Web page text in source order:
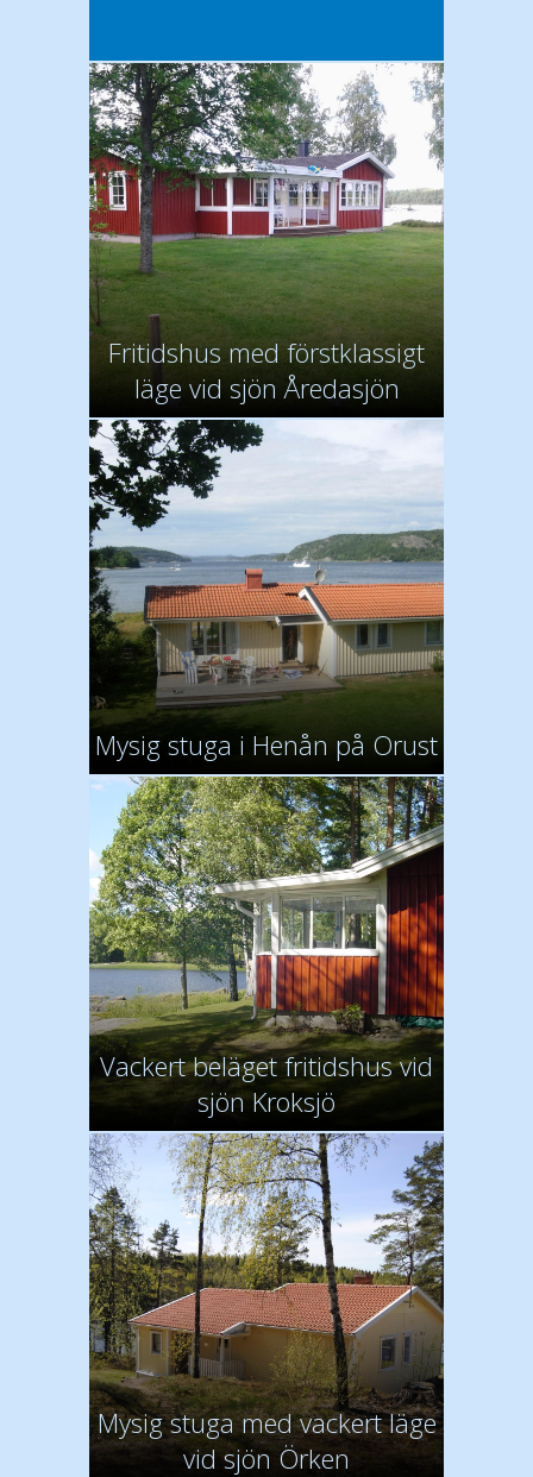
Fritidshus med förstklassigt
läge vid sjön Åredasjön
Mysig stuga i Henån på Orust
Vackert beläget fritidshus vid
sjön Kroksjö
Mysig stuga med vackert läge
vid sjön Örken